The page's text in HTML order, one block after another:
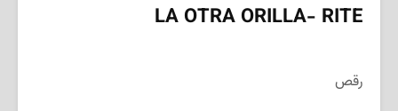
LA OTRA ORILLA- RITE
رقص